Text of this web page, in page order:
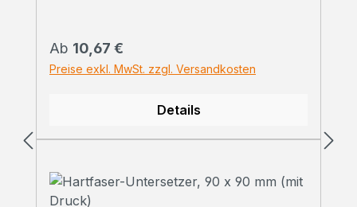
Regulärer Preis:
Ab 10,67 €
Preise exkl. MwSt. zzgl. Versandkosten
Details